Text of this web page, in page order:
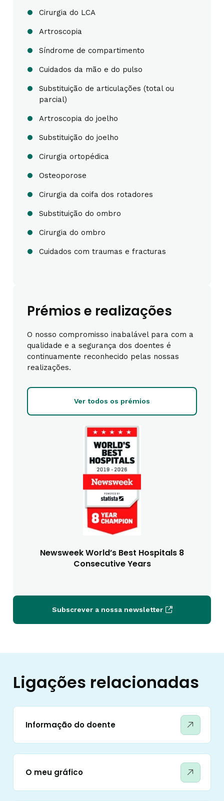
Cirurgia do LCA
Artroscopia
Síndrome de compartimento
Cuidados da mão e do pulso
Substituição de articulações (total ou
parcial)
Artroscopia do joelho
Substituição do joelho
Cirurgia ortopédica
Osteoporose
Cirurgia da coifa dos rotadores
Substituição do ombro
Cirurgia do ombro
Cuidados com traumas e fracturas
Prémios e realizações
O nosso compromisso inabalável para com a
qualidade e a segurança dos doentes é
continuamente reconhecido pelas nossas
realizações.
Ver todos os prémios
Newsweek World’s Best Hospitals 8
Consecutive Years
Subscrever a nossa newsletter
Ligações relacionadas
Informação do doente
O meu gráfico